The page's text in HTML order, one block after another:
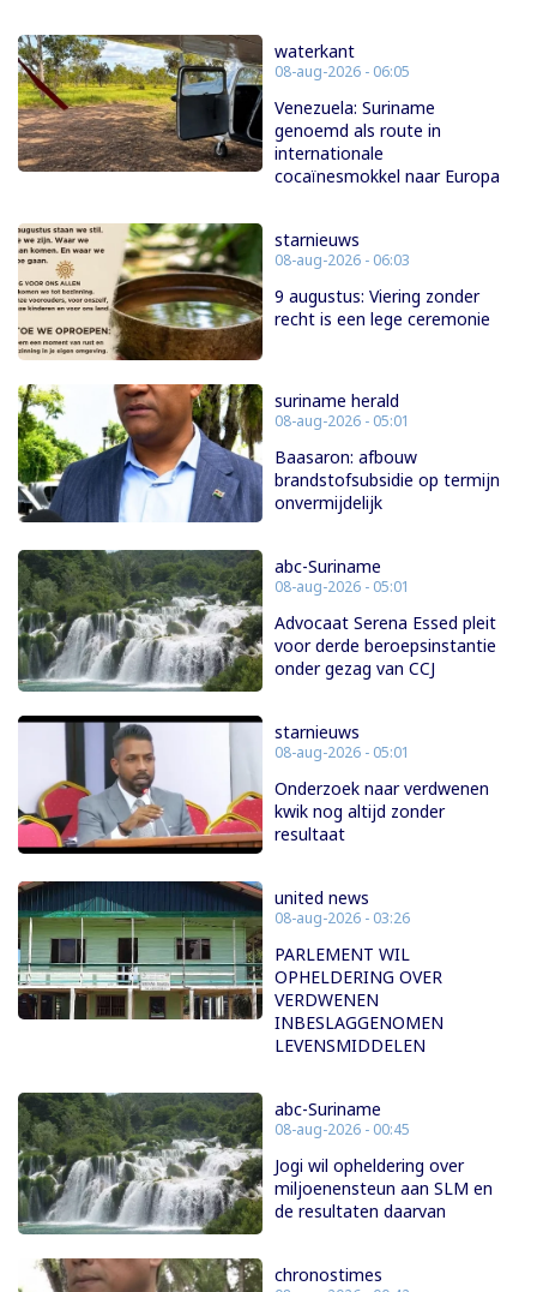
waterkant
08-aug-2026 - 06:05
Venezuela: Suriname
genoemd als route in
internationale
cocaïnesmokkel naar Europa
starnieuws
08-aug-2026 - 06:03
9 augustus: Viering zonder
recht is een lege ceremonie
suriname herald
08-aug-2026 - 05:01
Baasaron: afbouw
brandstofsubsidie op termijn
onvermijdelijk
abc-Suriname
08-aug-2026 - 05:01
Advocaat Serena Essed pleit
voor derde beroepsinstantie
onder gezag van CCJ
starnieuws
08-aug-2026 - 05:01
Onderzoek naar verdwenen
kwik nog altijd zonder
resultaat
united news
08-aug-2026 - 03:26
PARLEMENT WIL
OPHELDERING OVER
VERDWENEN
INBESLAGGENOMEN
LEVENSMIDDELEN
abc-Suriname
08-aug-2026 - 00:45
Jogi wil opheldering over
miljoenensteun aan SLM en
de resultaten daarvan
chronostimes